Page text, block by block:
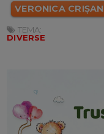
VERONICA CRIȘAN
TEMA:
DIVERSE